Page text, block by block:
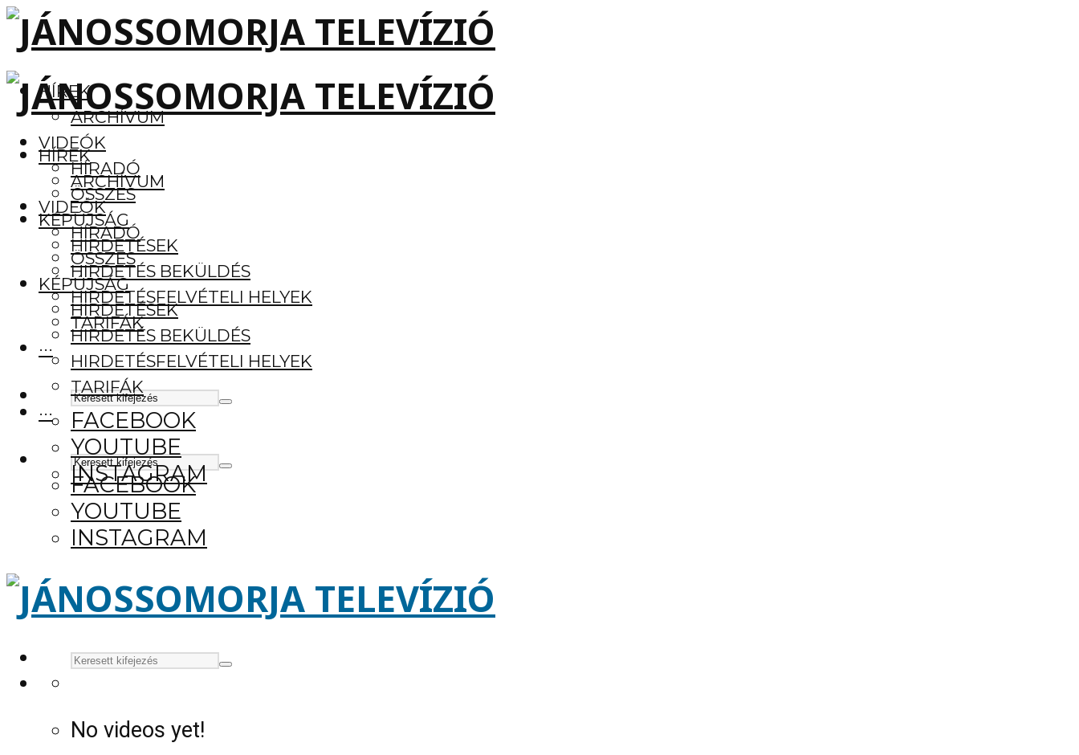
HÍREK
ARCHÍVUM
VIDEÓK
HÍRADÓ
ÖSSZES
KÉPÚJSÁG
HIRDETÉSEK
HIRDETÉS BEKÜLDÉS
HIRDETÉSFELVÉTELI HELYEK
TARIFÁK
···
FACEBOOK
YOUTUBE
INSTAGRAM
HÍREK
ARCHÍVUM
VIDEÓK
HÍRADÓ
ÖSSZES
KÉPÚJSÁG
HIRDETÉSEK
HIRDETÉS BEKÜLDÉS
HIRDETÉSFELVÉTELI HELYEK
TARIFÁK
···
FACEBOOK
YOUTUBE
INSTAGRAM
No videos yet!